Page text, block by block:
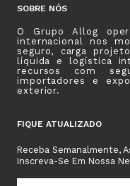
SOBRE NÓS
O Grupo Allog
internacional nos
seguro, carga
líquida e logística
recursos com
importadores e
exterior.
FIQUE ATUALIZADO
Receba Semanalmente,
Inscreva-Se Em Nossa